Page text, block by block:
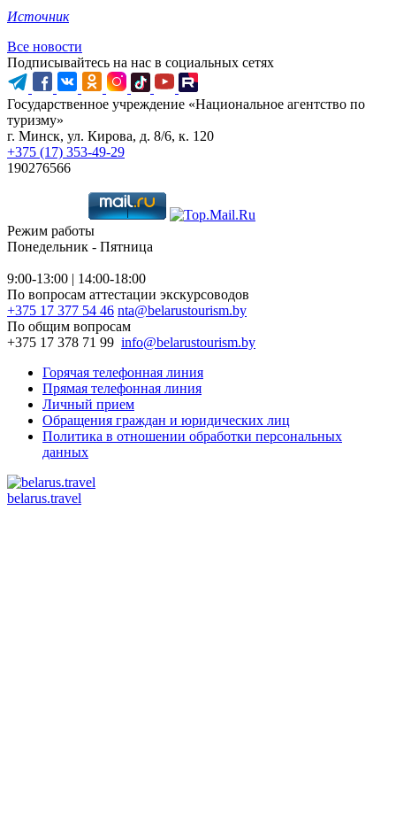
Источник
Все новости
Подписывайтесь на нас в социальных сетях
Государственное учреждение «Национальное агентство по
туризму»
г. Минск, ул. Кирова, д. 8/6, к. 120
+375 (17) 353-49-29
190276566
Режим работы
Понедельник - Пятница
9:00-13:00 | 14:00-18:00
По вопросам аттестации экскурсоводов
+375 17 377 54 46 nta@belarustourism.by
По общим вопросам
+375 17 378 71 99 info@belarustourism.by
Горячая телефонная линия
Прямая телефонная линия
Личный прием
Обращения граждан и юридических лиц
Политика в отношении обработки персональных
данных
belarus.travel